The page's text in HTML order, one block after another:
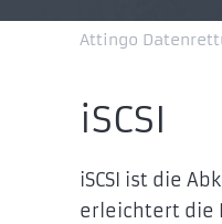
Attingo
iSCSI
iSCSI ist die
erleichtert die